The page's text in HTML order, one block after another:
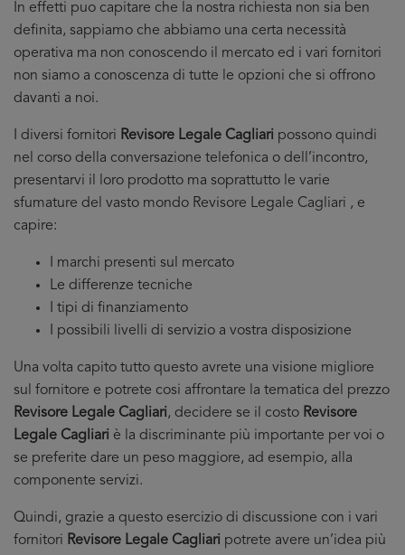
In effetti puo capitare che la nostra richiesta non sia ben
definita, sappiamo che abbiamo una certa necessità
operativa ma non conoscendo il mercato ed i vari fornitori
non siamo a conoscenza di tutte le opzioni che si offrono
davanti a noi.
I diversi fornitori Revisore Legale Cagliari possono quindi
nel corso della conversazione telefonica o dell’incontro,
presentarvi il loro prodotto ma soprattutto le varie
sfumature del vasto mondo Revisore Legale Cagliari , e
capire:
I marchi presenti sul mercato
Le differenze tecniche
I tipi di finanziamento
I possibili livelli di servizio a vostra disposizione
Una volta capito tutto questo avrete una visione migliore
sul fornitore e potrete cosi affrontare la tematica del prezzo
Revisore Legale Cagliari, decidere se il costo Revisore
Legale Cagliari è la discriminante più importante per voi o
se preferite dare un peso maggiore, ad esempio, alla
componente servizi.
Quindi, grazie a questo esercizio di discussione con i vari
fornitori Revisore Legale Cagliari potrete avere un’idea più